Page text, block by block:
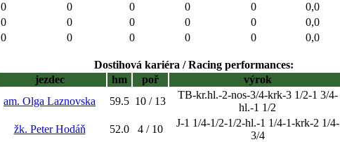
0 0 0 0 0 0,0
0 0 0 0 0 0,0
0 0 0 0 0 0,0
Dostihová kariéra / Racing performances:
jezdec hm poř výrok
am. Olga Laznovska 59.5 10 / 13
TB-kr.hl.-2-nos-3/4-krk-3 1/2-1 3/4-
hl.-1 1/2
žk. Peter Hodáň 52.0 4 / 10
J-1 1/4-1/2-1/2-hl.-1 1/4-1-krk-2 1/4-
3/4